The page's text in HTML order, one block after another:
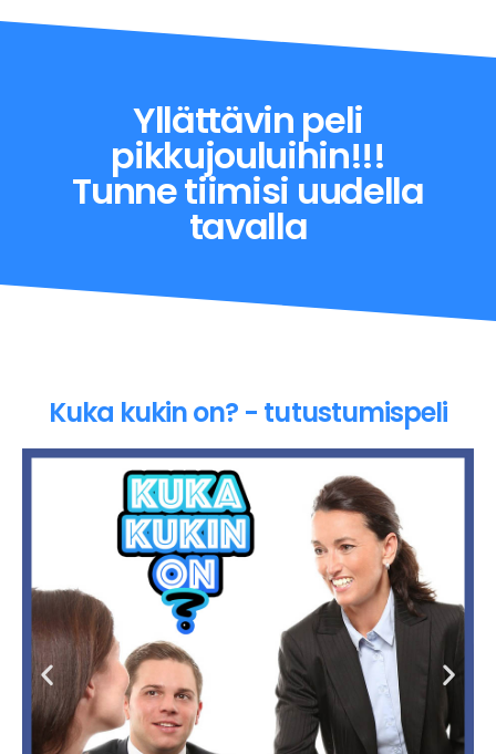
Yllättävin peli
pikkujouluihin!!!
Tunne tiimisi uudella
tavalla
Kuka kukin on? - tutustumispeli